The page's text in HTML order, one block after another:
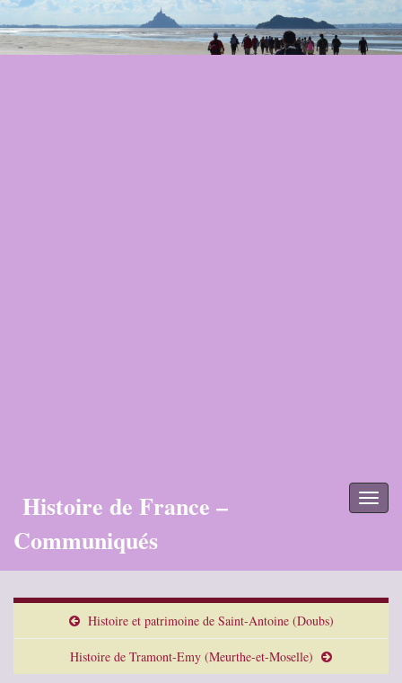
Histoire de France –
Communiqués
Histoire et patrimoine de Saint-Antoine (Doubs)
Histoire de Tramont-Emy (Meurthe-et-Moselle)